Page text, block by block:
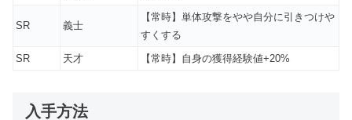
SR 義士
【常時】単体攻撃をやや自分に引きつけや
すくする
SR
天才 【常時】自身の獲得経験値+20%
入手方法